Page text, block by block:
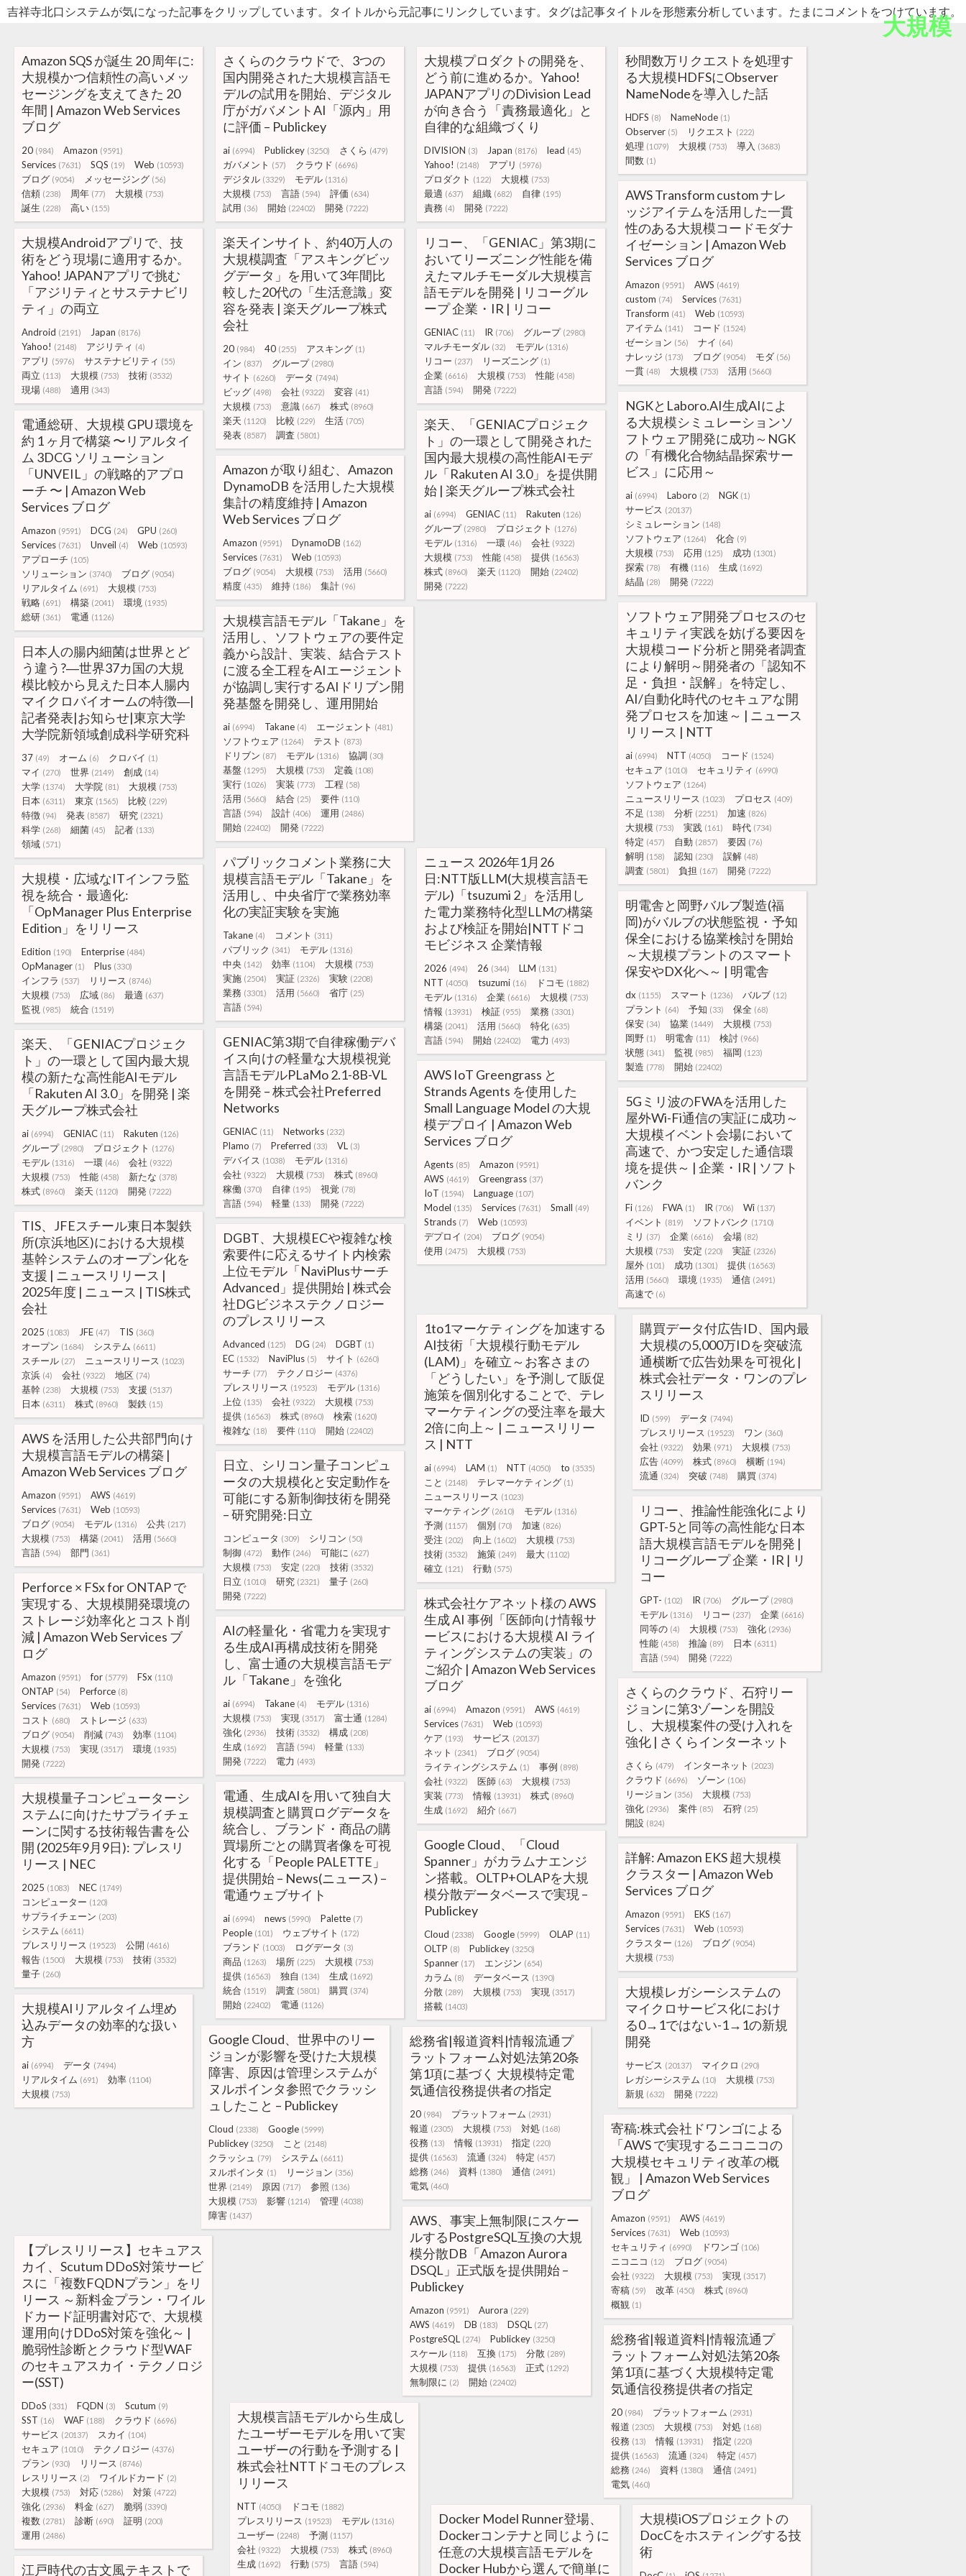
吉祥寺北口システムが気になった記事をクリップしています。タイトルから元記事にリンクしています。タグは記事タイトルを形態素分析しています。たまにコメントをつけています。
大規模
Amazon SQS が誕生 20 周年に:
大規模かつ信頼性の高いメッ
セージングを支えてきた 20
年間 | Amazon Web Services
ブログ
20 (984) Amazon (9591)
Services (7631) SQS (19) Web (10593)
ブログ (9054) メッセージング (56)
信頼 (238) 周年 (77) 大規模 (753)
誕生 (228) 高い (155)
さくらのクラウドで、3つの
国内開発された大規模言語モ
デルの試用を開始、デジタル
庁がガバメントAI「源内」用
に評価 – Publickey
ai (6994) Publickey (3250) さくら (479)
ガバメント (57) クラウド (6696)
デジタル (3329) モデル (1316)
大規模 (753) 言語 (594) 評価 (634)
試用 (36) 開始 (22402) 開発 (7222)
大規模プロダクトの開発を、
どう前に進めるか。Yahoo!
JAPANアプリのDivision Lead
が向き合う「責務最適化」と
自律的な組織づくり
DIVISION (3) Japan (8176) lead (45)
Yahoo! (2148) アプリ (5976)
プロダクト (122) 大規模 (753)
最適 (637) 組織 (682) 自律 (195)
責務 (4) 開発 (7222)
秒間数万リクエストを処理す
る大規模HDFSにObserver
NameNodeを導入した話
HDFS (8) NameNode (1)
Observer (5) リクエスト (222)
処理 (1079) 大規模 (753) 導入 (3683)
間数 (1)
AWS Transform custom ナレ
ッジアイテムを活用した一貫
性のある大規模コードモダナ
イゼーション | Amazon Web
Services ブログ
Amazon (9591) AWS (4619)
custom (74) Services (7631)
Transform (41) Web (10593)
アイテム (141) コード (1524)
ゼーション (56) ナイ (64)
ナレッジ (173) ブログ (9054) モダ (56)
一貫 (48) 大規模 (753) 活用 (5660)
大規模Androidアプリで、技
術をどう現場に適用するか。
Yahoo! JAPANアプリで挑む
「アジリティとサステナビリ
ティ」の両立
Android (2191) Japan (8176)
Yahoo! (2148) アジリティ (4)
アプリ (5976) サステナビリティ (55)
両立 (113) 大規模 (753) 技術 (3532)
現場 (488) 適用 (343)
楽天インサイト、約40万人の
大規模調査「アスキングビッ
グデータ」を用いて3年間比
較した20代の「生活意識」変
容を発表 | 楽天グループ株式
会社
20 (984) 40 (255) アスキング (1)
イン (837) グループ (2980)
サイト (6260) データ (7494)
ビッグ (498) 会社 (9322) 変容 (41)
大規模 (753) 意識 (667) 株式 (8960)
楽天 (1120) 比較 (229) 生活 (705)
発表 (8587) 調査 (5801)
リコー、「GENIAC」第3期に
おいてリーズニング性能を備
えたマルチモーダル大規模言
語モデルを開発 | リコーグル
ープ 企業・IR | リコー
GENIAC (11) IR (706) グループ (2980)
マルチモーダル (32) モデル (1316)
リコー (237) リーズニング (1)
企業 (6616) 大規模 (753) 性能 (458)
言語 (594) 開発 (7222)
NGKとLaboro.AI生成AIによ
る大規模シミュレーションソ
フトウェア開発に成功～NGK
の「有機化合物結晶探索サー
ビス」に応用～
ai (6994) Laboro (2) NGK (1)
サービス (20137)
シミュレーション (148)
ソフトウェア (1264) 化合 (9)
大規模 (753) 応用 (125) 成功 (1301)
探索 (78) 有機 (116) 生成 (1692)
結晶 (28) 開発 (7222)
電通総研、大規模 GPU 環境を
約 1 ヶ月で構築 〜リアルタイ
ム 3DCG ソリューション
「UNVEIL」の戦略的アプロ
ーチ 〜 | Amazon Web
Services ブログ
Amazon (9591) DCG (24) GPU (260)
Services (7631) Unveil (4) Web (10593)
アプローチ (105)
ソリューション (3740) ブログ (9054)
リアルタイム (691) 大規模 (753)
戦略 (691) 構築 (2041) 環境 (1935)
総研 (361) 電通 (1126)
楽天、「GENIACプロジェク
ト」の一環として開発された
国内最大規模の高性能AIモデ
ル「Rakuten AI 3.0」を提供開
始 | 楽天グループ株式会社
ai (6994) GENIAC (11) Rakuten (126)
グループ (2980) プロジェクト (1276)
モデル (1316) 一環 (46) 会社 (9322)
大規模 (753) 性能 (458) 提供 (16563)
株式 (8960) 楽天 (1120) 開始 (22402)
開発 (7222)
ソフトウェア開発プロセスのセ
キュリティ実践を妨げる要因を
大規模コード分析と開発者調査
により解明～開発者の「認知不
足・負担・誤解」を特定し、
AI/自動化時代のセキュアな開
発プロセスを加速～ | ニュース
リリース | NTT
ai (6994) NTT (4050) コード (1524)
セキュア (1010) セキュリティ (6990)
ソフトウェア (1264)
ニュースリリース (1023) プロセス (409)
不足 (138) 分析 (2251) 加速 (826)
大規模 (753) 実践 (161) 時代 (734)
特定 (457) 自動 (2857) 要因 (76)
解明 (158) 認知 (230) 誤解 (48)
調査 (5801) 負担 (167) 開発 (7222)
Amazon が取り組む、Amazon
DynamoDB を活用した大規模
集計の精度維持 | Amazon
Web Services ブログ
Amazon (9591) DynamoDB (162)
Services (7631) Web (10593)
ブログ (9054) 大規模 (753) 活用 (5660)
精度 (435) 維持 (186) 集計 (96)
大規模言語モデル「Takane」を
活用し、ソフトウェアの要件定
義から設計、実装、結合テスト
に渡る全工程をAIエージェント
が協調し実行するAIドリブン開
発基盤を開発し、運用開始
ai (6994) Takane (4) エージェント (481)
ソフトウェア (1264) テスト (873)
ドリブン (87) モデル (1316) 協調 (30)
基盤 (1295) 大規模 (753) 定義 (108)
実行 (1026) 実装 (773) 工程 (58)
活用 (5660) 結合 (25) 要件 (110)
言語 (594) 設計 (406) 運用 (2486)
開始 (22402) 開発 (7222)
日本人の腸内細菌は世界とど
う違う?―世界37カ国の大規
模比較から見えた日本人腸内
マイクロバイオームの特徴―|
記者発表|お知らせ|東京大学
大学院新領域創成科学研究科
37 (49) オーム (6) クロバイ (1)
マイ (270) 世界 (2149) 創成 (14)
大学 (1374) 大学院 (81) 大規模 (753)
日本 (6311) 東京 (1565) 比較 (229)
特徴 (94) 発表 (8587) 研究 (2321)
科学 (268) 細菌 (45) 記者 (133)
領域 (571)
パブリックコメント業務に大
規模言語モデル「Takane」を
活用し、中央省庁で業務効率
化の実証実験を実施
Takane (4) コメント (311)
パブリック (341) モデル (1316)
中央 (142) 効率 (1104) 大規模 (753)
実施 (2504) 実証 (2326) 実験 (2208)
業務 (3301) 活用 (5660) 省庁 (25)
言語 (594)
ニュース 2026年1月26
日:NTT版LLM(大規模言語モ
デル)「tsuzumi 2」を活用し
た電力業務特化型LLMの構築
および検証を開始|NTTドコ
モビジネス 企業情報
2026 (494) 26 (344) LLM (131)
NTT (4050) tsuzumi (16) ドコモ (1882)
モデル (1316) 企業 (6616) 大規模 (753)
情報 (13931) 検証 (955) 業務 (3301)
構築 (2041) 活用 (5660) 特化 (635)
言語 (594) 開始 (22402) 電力 (493)
大規模・広域なITインフラ監
視を統合・最適化:
「OpManager Plus Enterprise
Edition」をリリース
Edition (190) Enterprise (484)
OpManager (1) Plus (330)
インフラ (537) リリース (8746)
大規模 (753) 広域 (86) 最適 (637)
監視 (985) 統合 (1519)
明電舎と岡野バルブ製造(福
岡)がバルブの状態監視・予知
保全における協業検討を開始
～大規模プラントのスマート
保安やDX化へ～ | 明電舎
dx (1155) スマート (1236) バルブ (12)
プラント (64) 予知 (33) 保全 (68)
保安 (34) 協業 (1449) 大規模 (753)
岡野 (1) 明電舎 (11) 検討 (966)
状態 (341) 監視 (985) 福岡 (123)
製造 (778) 開始 (22402)
GENIAC第3期で自律稼働デバ
イス向けの軽量な大規模視覚
言語モデルPLaMo 2.1-8B-VL
を開発 – 株式会社Preferred
Networks
GENIAC (11) Networks (232)
Plamo (7) Preferred (33) VL (3)
デバイス (1038) モデル (1316)
会社 (9322) 大規模 (753) 株式 (8960)
稼働 (370) 自律 (195) 視覚 (78)
言語 (594) 軽量 (133) 開発 (7222)
楽天、「GENIACプロジェク
ト」の一環として国内最大規
模の新たな高性能AIモデル
「Rakuten AI 3.0」を開発 | 楽
天グループ株式会社
ai (6994) GENIAC (11) Rakuten (126)
グループ (2980) プロジェクト (1276)
モデル (1316) 一環 (46) 会社 (9322)
大規模 (753) 性能 (458) 新たな (378)
株式 (8960) 楽天 (1120) 開発 (7222)
AWS IoT Greengrass と
Strands Agents を使用した
Small Language Model の大規
模デプロイ | Amazon Web
Services ブログ
Agents (85) Amazon (9591)
AWS (4619) Greengrass (37)
IoT (1594) Language (107)
Model (135) Services (7631) Small (49)
Strands (7) Web (10593)
デプロイ (204) ブログ (9054)
使用 (2475) 大規模 (753)
5Gミリ波のFWAを活用した
屋外Wi-Fi通信の実証に成功～
大規模イベント会場において
高速で、かつ安定した通信環
境を提供～ | 企業・IR | ソフト
バンク
Fi (126) FWA (1) IR (706) Wi (137)
イベント (819) ソフトバンク (1710)
ミリ (37) 企業 (6616) 会場 (82)
大規模 (753) 安定 (220) 実証 (2326)
屋外 (101) 成功 (1301) 提供 (16563)
活用 (5660) 環境 (1935) 通信 (2491)
高速で (6)
TIS、JFEスチール東日本製鉄
所(京浜地区)における大規模
基幹システムのオープン化を
支援 | ニュースリリース |
2025年度 | ニュース | TIS株式
会社
2025 (1083) JFE (47) TIS (360)
オープン (1684) システム (6611)
スチール (27) ニュースリリース (1023)
京浜 (4) 会社 (9322) 地区 (74)
基幹 (238) 大規模 (753) 支援 (5137)
日本 (6311) 株式 (8960) 製鉄 (15)
DGBT、大規模ECや複雑な検
索要件に応えるサイト内検索
上位モデル「NaviPlusサーチ
Advanced」提供開始 | 株式会
社DGビジネステクノロジー
のプレスリリース
Advanced (125) DG (24) DGBT (1)
EC (1532) NaviPlus (5) サイト (6260)
サーチ (77) テクノロジー (4376)
プレスリリース (19523) モデル (1316)
上位 (135) 会社 (9322) 大規模 (753)
提供 (16563) 株式 (8960) 検索 (1620)
複雑な (18) 要件 (110) 開始 (22402)
1to1マーケティングを加速する
AI技術「大規模行動モデル
(LAM)」を確立～お客さまの
「どうしたい」を予測して販促
施策を個別化することで、テレ
マーケティングの受注率を最大
2倍に向上～ | ニュースリリー
ス | NTT
ai (6994) LAM (1) NTT (4050) to (3535)
こと (2148) テレマーケティング (1)
ニュースリリース (1023)
マーケティング (2610) モデル (1316)
予測 (1157) 個別 (70) 加速 (826)
受注 (202) 向上 (1602) 大規模 (753)
技術 (3532) 施策 (249) 最大 (1102)
確立 (121) 行動 (575)
購買データ付広告ID、国内最
大規模の5,000万IDを突破流
通横断で広告効果を可視化 |
株式会社データ・ワンのプレ
スリリース
ID (599) データ (7494)
プレスリリース (19523) ワン (360)
会社 (9322) 効果 (971) 大規模 (753)
広告 (4099) 株式 (8960) 横断 (194)
流通 (324) 突破 (748) 購買 (374)
AWS を活用した公共部門向け
大規模言語モデルの構築 |
Amazon Web Services ブログ
Amazon (9591) AWS (4619)
Services (7631) Web (10593)
ブログ (9054) モデル (1316) 公共 (217)
大規模 (753) 構築 (2041) 活用 (5660)
言語 (594) 部門 (361)
日立、シリコン量子コンピュ
ータの大規模化と安定動作を
可能にする新制御技術を開発
– 研究開発:日立
コンピュータ (309) シリコン (50)
制御 (472) 動作 (246) 可能に (627)
大規模 (753) 安定 (220) 技術 (3532)
日立 (1010) 研究 (2321) 量子 (260)
開発 (7222)
リコー、推論性能強化により
GPT-5と同等の高性能な日本
語大規模言語モデルを開発 |
リコーグループ 企業・IR | リ
コー
GPT- (102) IR (706) グループ (2980)
モデル (1316) リコー (237) 企業 (6616)
同等の (4) 大規模 (753) 強化 (2936)
性能 (458) 推論 (89) 日本 (6311)
言語 (594) 開発 (7222)
Perforce × FSx for ONTAP で
実現する、大規模開発環境の
ストレージ効率化とコスト削
減 | Amazon Web Services ブ
ログ
Amazon (9591) for (5779) FSx (110)
ONTAP (54) Perforce (8)
Services (7631) Web (10593)
コスト (680) ストレージ (633)
ブログ (9054) 削減 (743) 効率 (1104)
大規模 (753) 実現 (3517) 環境 (1935)
開発 (7222)
株式会社ケアネット様の AWS
生成 AI 事例「医師向け情報サ
ービスにおける大規模 AI ライ
ティングシステムの実装」の
ご紹介 | Amazon Web Services
ブログ
ai (6994) Amazon (9591) AWS (4619)
Services (7631) Web (10593)
ケア (193) サービス (20137)
ネット (2341) ブログ (9054)
ライティングシステム (1) 事例 (898)
会社 (9322) 医師 (63) 大規模 (753)
実装 (773) 情報 (13931) 株式 (8960)
生成 (1692) 紹介 (667)
AIの軽量化・省電力を実現す
る生成AI再構成技術を開発
し、富士通の大規模言語モデ
ル「Takane」を強化
ai (6994) Takane (4) モデル (1316)
大規模 (753) 実現 (3517) 富士通 (1284)
強化 (2936) 技術 (3532) 構成 (208)
生成 (1692) 言語 (594) 軽量 (133)
開発 (7222) 電力 (493)
さくらのクラウド、石狩リー
ジョンに第3ゾーンを開設
し、大規模案件の受け入れを
強化 | さくらインターネット
さくら (479) インターネット (2023)
クラウド (6696) ゾーン (106)
リージョン (356) 大規模 (753)
強化 (2936) 案件 (85) 石狩 (25)
開設 (824)
電通、生成AIを用いて独自大
規模調査と購買ログデータを
統合し、ブランド・商品の購
買場所ごとの購買者像を可視
化する「People PALETTE」
提供開始 – News(ニュース) –
電通ウェブサイト
ai (6994) news (5990) Palette (7)
People (101) ウェブサイト (172)
ブランド (1003) ログデータ (3)
商品 (1263) 場所 (225) 大規模 (753)
提供 (16563) 独自 (134) 生成 (1692)
統合 (1519) 調査 (5801) 購買 (374)
開始 (22402) 電通 (1126)
大規模量子コンピューターシ
ステムに向けたサプライチェ
ーンに関する技術報告書を公
開 (2025年9月9日): プレスリ
リース | NEC
2025 (1083) NEC (1749)
コンピューター (120)
サプライチェーン (203)
システム (6611)
プレスリリース (19523) 公開 (4616)
報告 (1500) 大規模 (753) 技術 (3532)
量子 (260)
Google Cloud、「Cloud
Spanner」がカラムナエンジ
ン搭載。OLTP+OLAPを大規
模分散データベースで実現 –
Publickey
Cloud (2338) Google (5999) OLAP (11)
OLTP (8) Publickey (3250)
Spanner (17) エンジン (654)
カラム (8) データベース (1390)
分散 (289) 大規模 (753) 実現 (3517)
搭載 (1403)
詳解: Amazon EKS 超大規模
クラスター | Amazon Web
Services ブログ
Amazon (9591) EKS (167)
Services (7631) Web (10593)
クラスター (126) ブログ (9054)
大規模 (753)
大規模レガシーシステムの
マイクロサービス化におけ
る0→1ではない-1→1の新規
開発
サービス (20137) マイクロ (290)
レガシーシステム (10) 大規模 (753)
新規 (632) 開発 (7222)
大規模AIリアルタイム埋め
込みデータの効率的な扱い
方
ai (6994) データ (7494)
リアルタイム (691) 効率 (1104)
大規模 (753)
Google Cloud、世界中のリー
ジョンが影響を受けた大規模
障害、原因は管理システムが
ヌルポインタ参照でクラッシ
ュしたこと – Publickey
Cloud (2338) Google (5999)
Publickey (3250) こと (2148)
クラッシュ (79) システム (6611)
ヌルポインタ (1) リージョン (356)
世界 (2149) 原因 (717) 参照 (136)
大規模 (753) 影響 (1214) 管理 (4038)
障害 (1437)
総務省|報道資料|情報流通プ
ラットフォーム対処法第20条
第1項に基づく 大規模特定電
気通信役務提供者の指定
20 (984) プラットフォーム (2931)
報道 (2305) 大規模 (753) 対処 (168)
役務 (13) 情報 (13931) 指定 (220)
提供 (16563) 流通 (324) 特定 (457)
総務 (246) 資料 (1380) 通信 (2491)
電気 (460)
寄稿:株式会社ドワンゴによる
「AWS で実現するニコニコの
大規模セキュリティ改革の概
観」 | Amazon Web Services
ブログ
Amazon (9591) AWS (4619)
Services (7631) Web (10593)
セキュリティ (6990) ドワンゴ (106)
ニコニコ (12) ブログ (9054)
会社 (9322) 大規模 (753) 実現 (3517)
寄稿 (59) 改革 (450) 株式 (8960)
概観 (1)
AWS、事実上無制限にスケー
ルするPostgreSQL互換の大規
模分散DB「Amazon Aurora
DSQL」正式版を提供開始 –
Publickey
Amazon (9591) Aurora (229)
AWS (4619) DB (183) DSQL (27)
PostgreSQL (274) Publickey (3250)
スケール (118) 互換 (175) 分散 (289)
大規模 (753) 提供 (16563) 正式 (1292)
無制限に (2) 開始 (22402)
【プレスリリース】セキュアス
カイ、Scutum DDoS対策サービ
スに「複数FQDNプラン」をリ
リース ～新料金プラン・ワイル
ドカード証明書対応で、大規模
運用向けDDoS対策を強化～ |
脆弱性診断とクラウド型WAF
のセキュアスカイ・テクノロジ
ー(SST)
DDoS (331) FQDN (3) Scutum (9)
SST (16) WAF (188) クラウド (6696)
サービス (20137) スカイ (104)
セキュア (1010) テクノロジー (4376)
プラン (930) リリース (8746)
レスリリース (2) ワイルドカード (2)
大規模 (753) 対応 (5286) 対策 (4722)
強化 (2936) 料金 (627) 脆弱 (3390)
複数 (2781) 診断 (690) 証明 (200)
運用 (2486)
総務省|報道資料|情報流通プ
ラットフォーム対処法第20条
第1項に基づく大規模特定電
気通信役務提供者の指定
20 (984) プラットフォーム (2931)
報道 (2305) 大規模 (753) 対処 (168)
役務 (13) 情報 (13931) 指定 (220)
提供 (16563) 流通 (324) 特定 (457)
総務 (246) 資料 (1380) 通信 (2491)
電気 (460)
大規模言語モデルから生成し
たユーザーモデルを用いて実
ユーザーの行動を予測する |
株式会社NTTドコモのプレス
リリース
NTT (4050) ドコモ (1882)
プレスリリース (19523) モデル (1316)
ユーザー (2248) 予測 (1157)
会社 (9322) 大規模 (753) 株式 (8960)
生成 (1692) 行動 (575) 言語 (594)
Docker Model Runner登場、
Dockerコンテナと同じように
任意の大規模言語モデルを
Docker Hubから選んで簡単に
大規模iOSプロジェクトの
DocCをホスティングする技
術
江戸時代の古文風テキストで